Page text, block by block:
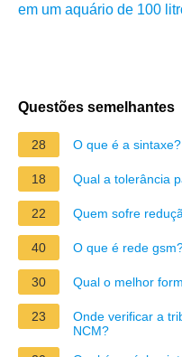
em um aquário de 100
Questões semelhantes
28 O que é a sintaxe?
18 Qual a tolerância
22 Quem sofre
40 O que é rede
30 Qual o melhor
23
Onde verificar a
NCM?